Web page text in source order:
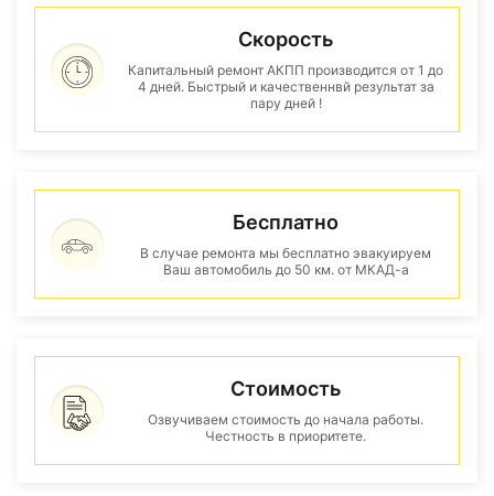
Скорость
Капитальный ремонт АКПП производится от 1 до
4 дней. Быстрый и качественнвй результат за
пару дней !
Бесплатно
В случае ремонта мы бесплатно эвакуируем
Ваш автомобиль до 50 км. от МКАД-а
Стоимость
Озвучиваем стоимость до начала работы.
Честность в приоритете.